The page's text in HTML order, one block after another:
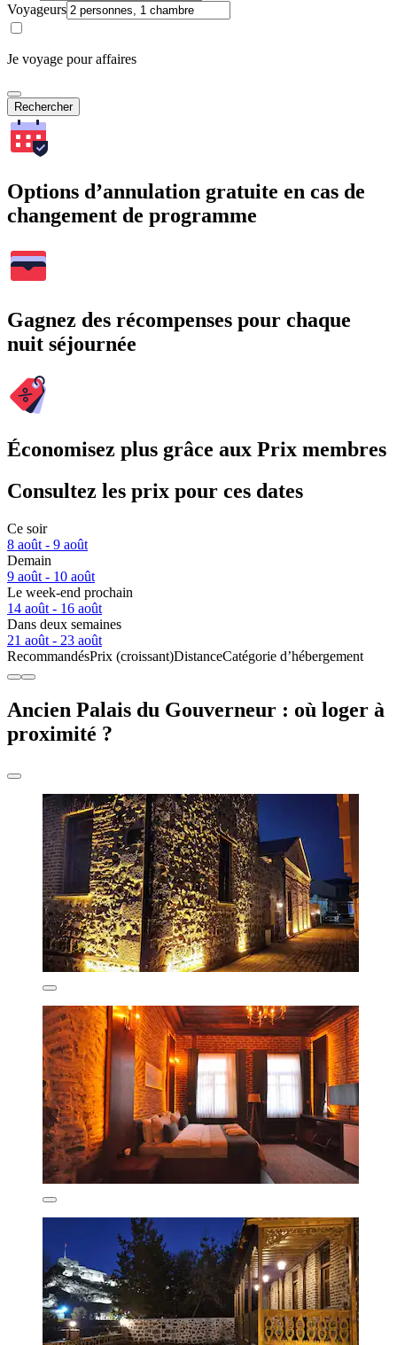
Voyageurs
Je voyage pour affaires
Rechercher
Options d’annulation gratuite en cas de
changement de programme
Gagnez des récompenses pour chaque
nuit séjournée
Économisez plus grâce aux Prix membres
Consultez les prix pour ces dates
Ce soir
8 août - 9 août
Demain
9 août - 10 août
Le week-end prochain
14 août - 16 août
Dans deux semaines
21 août - 23 août
RecommandésPrix (croissant)DistanceCatégorie d’hébergement
Ancien Palais du Gouverneur : où loger à
proximité ?